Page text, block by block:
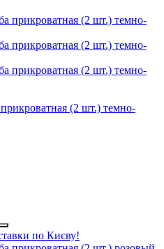
(2 шт.) темно-
по Києву!